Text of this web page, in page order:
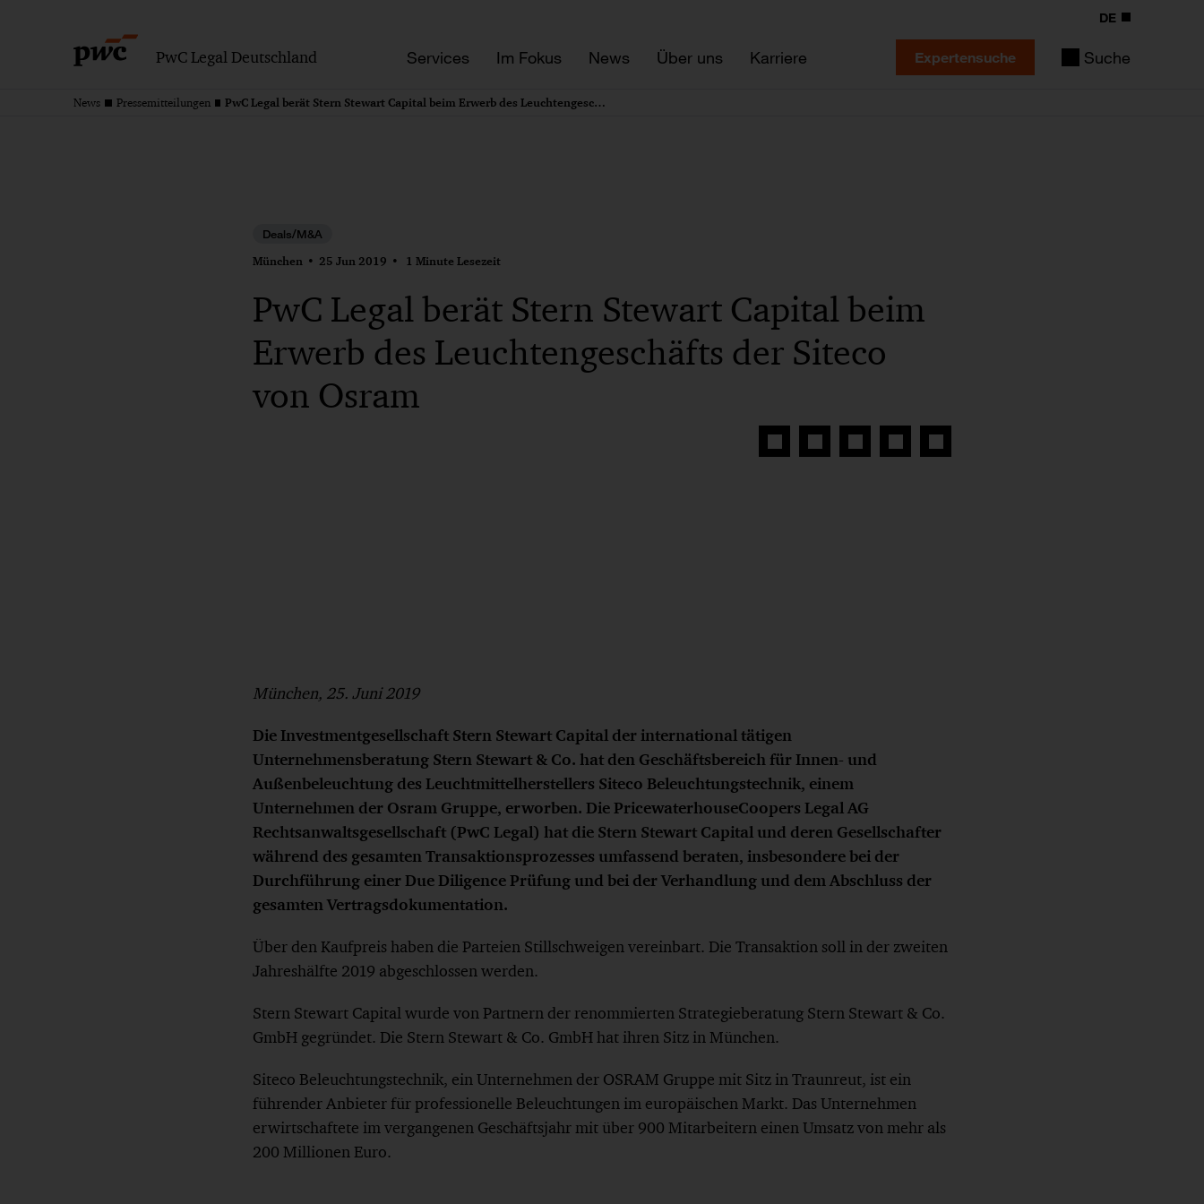
PwC Legal Deutschland Services Im Fokus News Über uns Karriere
DE
Expertensuche Suche
News Pressemitteilungen PwC Legal berät Stern Stewart Capital beim Erwerb des Leuchtengeschäfts der Siteco von Osram
Deals/M&A
München 25 Jun 2019 1 Minute Lesezeit
PwC Legal berät Stern Stewart Capital beim
Erwerb des Leuchtengeschäfts der Siteco
von Osram
Auf
Auf
Auf
Auf
Link
München, 25. Juni 2019
Die Investmentgesellschaft Stern Stewart Capital der international tätigen
Unternehmensberatung Stern Stewart & Co. hat den Geschäftsbereich für Innen- und
Außenbeleuchtung des Leuchtmittelherstellers Siteco Beleuchtungstechnik, einem
Unternehmen der Osram Gruppe, erworben. Die PricewaterhouseCoopers Legal AG
Rechtsanwaltsgesellschaft (PwC Legal) hat die Stern Stewart Capital und deren Gesellschafter
während des gesamten Transaktionsprozesses umfassend beraten, insbesondere bei der
Durchführung einer Due Diligence Prüfung und bei der Verhandlung und dem Abschluss der
gesamten Vertragsdokumentation.
Über den Kaufpreis haben die Parteien Stillschweigen vereinbart. Die Transaktion soll in der zweiten
Jahreshälfte 2019 abgeschlossen werden.
Stern Stewart Capital wurde von Partnern der renommierten Strategieberatung Stern Stewart & Co.
GmbH gegründet. Die Stern Stewart & Co. GmbH hat ihren Sitz in München.
Siteco Beleuchtungstechnik, ein Unternehmen der OSRAM Gruppe mit Sitz in Traunreut, ist ein
führender Anbieter für professionelle Beleuchtungen im europäischen Markt. Das Unternehmen
erwirtschaftete im vergangenen Geschäftsjahr mit über 900 Mitarbeitern einen Umsatz von mehr als
200 Millionen Euro.